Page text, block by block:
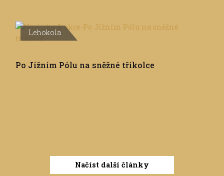
Lehokola
Po Jížním Pólu na sněžné tříkolce
Načíst další články